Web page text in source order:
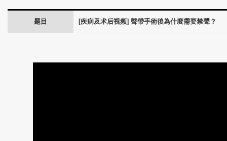
麼
需
题目 [疾病及术后视频] 聲帶手術後為什麼需要禁聲？